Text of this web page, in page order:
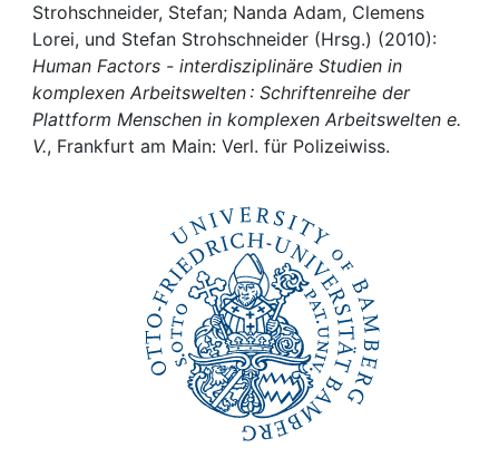
Help
Strohschneider, Stefan; Nanda Adam, Clemens
Lorei, und Stefan Strohschneider (Hrsg.) (2010):
Human Factors - interdisziplinäre Studien in
komplexen Arbeitswelten : Schriftenreihe der
Plattform Menschen in komplexen Arbeitswelten e.
V., Frankfurt am Main: Verl. für Polizeiwiss.